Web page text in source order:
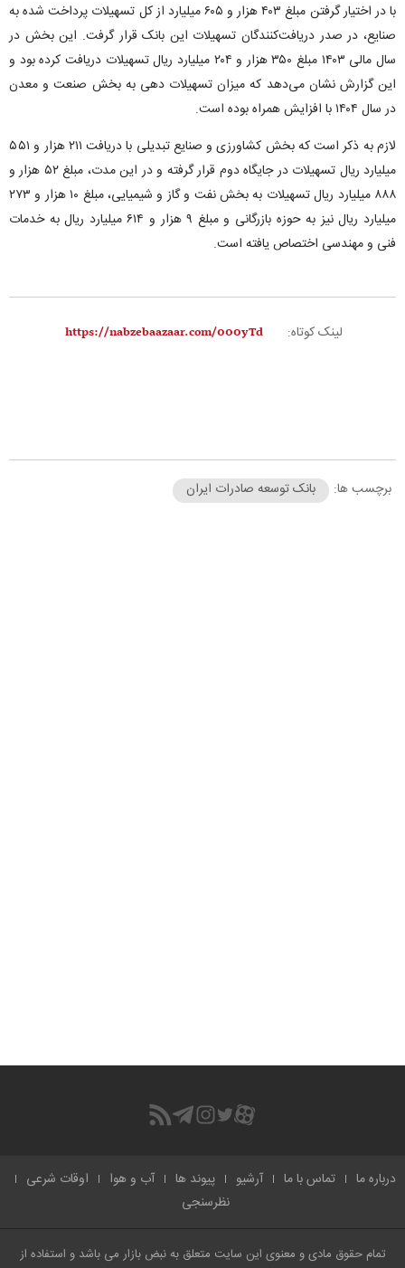
با در اختیار گرفتن مبلغ ۴۰۳ هزار و ۶۰۵ میلیارد از کل تسهیلات پرداخت شده به
صنایع، در صدر دریافت‌کنندگان تسهیلات این بانک قرار گرفت. این بخش در
سال مالی ۱۴۰۳ مبلغ ۳۵۰ هزار و ۲۰۴ میلیارد ریال تسهیلات دریافت کرده بود و
این گزارش نشان می‌دهد که میزان تسهیلات دهی به بخش صنعت و معدن
در سال ۱۴۰۴ با افزایش همراه بوده است.
لازم به ذکر است که بخش کشاورزی و صنایع تبدیلی با دریافت ۲۱۱ هزار و ۵۵۱
میلیارد ریال تسهیلات در جایگاه دوم قرار گرفته و در این مدت، مبلغ ۵۲ هزار و
۸۸۸ میلیارد ریال تسهیلات به بخش نفت و گاز و شیمیایی، مبلغ ۱۰ هزار و ۲۷۳
میلیارد ریال نیز به حوزه بازرگانی و مبلغ ۹ هزار و ۶۱۴ میلیارد ریال به خدمات
فنی و مهندسی اختصاص یافته است.
لینک کوتاه:
برچسب ها: بانک توسعه صادرات ایران
درباره ما تماس با ما آرشیو پیوند ها آب و هوا
اوقات شرعی
نظرسنجی
تمام حقوق مادی و معنوی این سایت متعلق به نبض بازار می باشد و استفاده از